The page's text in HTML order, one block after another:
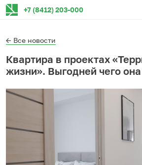
+7 (8412) 203-000
← Все новости
Квартира в проектах
жизни». Выгодней чего